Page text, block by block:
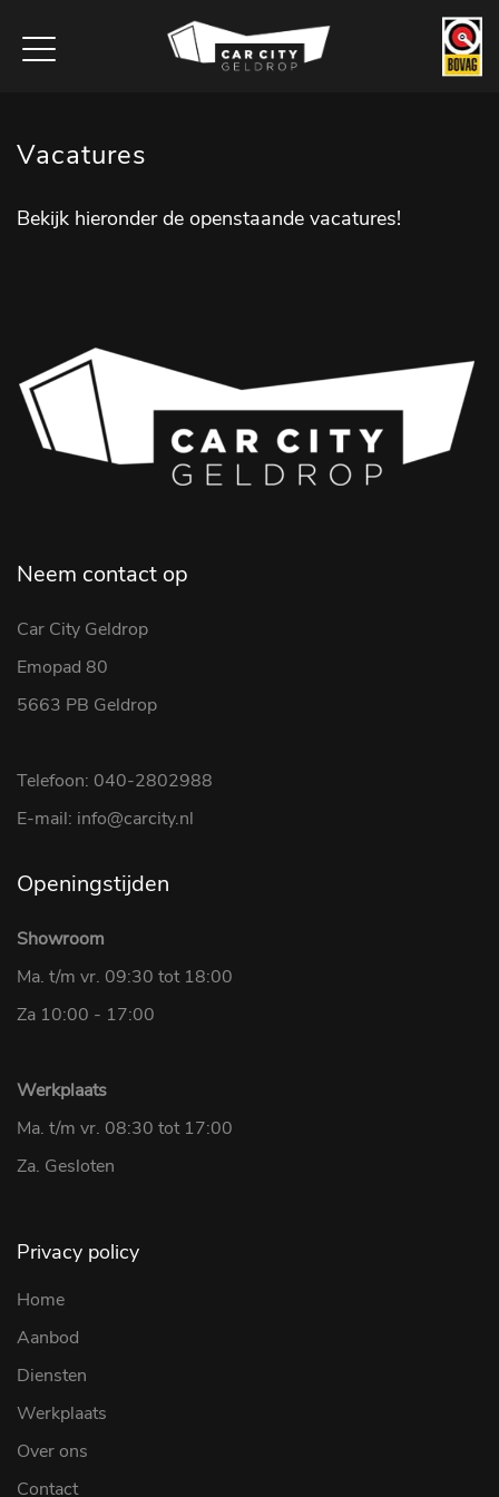
Vacatures
Bekijk hieronder de openstaande vacatures!
Neem contact op
Car City Geldrop
Emopad 80
5663 PB Geldrop
Telefoon: 040-2802988
E-mail: info@carcity.nl
Openingstijden
Showroom
Ma. t/m vr. 09:30 tot 18:00
Za 10:00 - 17:00
Werkplaats
Ma. t/m vr. 08:30 tot 17:00
Za. Gesloten
Privacy policy
Home
Aanbod
Diensten
Werkplaats
Over ons
Contact